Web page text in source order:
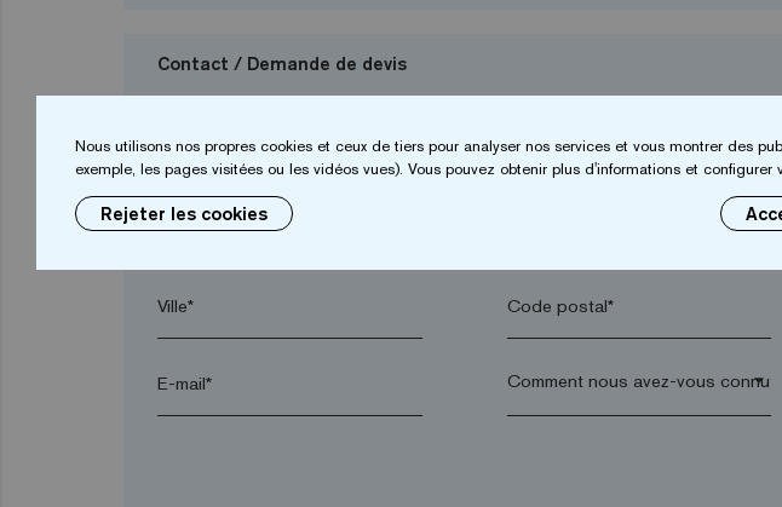
Contact / Demande de devis
Prénom*
Ville* Code postal*
E-mail* arrow_drop_down
Nous utilisons nos propres cookies et ceux de tiers pour analyser nos services et vous montrer des
exemple, les pages visitées ou les vidéos vues). Vous pouvez obtenir plus d'informations et configurer
Rejeter les cookies